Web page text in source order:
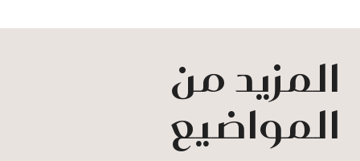
المزيد من
المواضيع